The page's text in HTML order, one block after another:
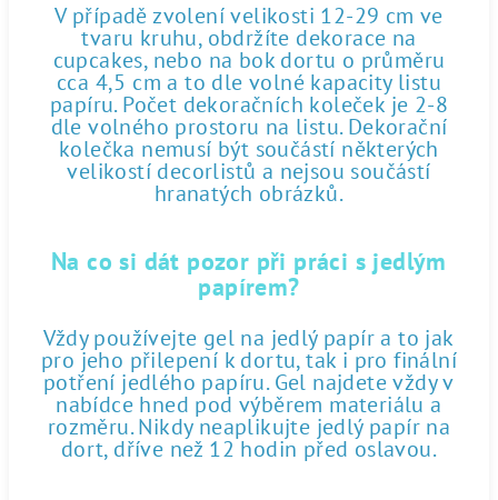
V případě zvolení velikosti 12-29 cm ve
tvaru kruhu, obdržíte dekorace na
cupcakes, nebo na bok dortu o průměru
cca 4,5 cm a to dle volné kapacity listu
papíru. Počet dekoračních koleček je 2-8
dle volného prostoru na listu. Dekorační
kolečka nemusí být součástí některých
velikostí decorlistů a nejsou součástí
hranatých obrázků.
Na co si dát pozor při práci s jedlým
papírem?
Vždy používejte gel na jedlý papír a to jak
pro jeho přilepení k dortu, tak i pro finální
potření jedlého papíru. Gel najdete vždy v
nabídce hned pod výběrem materiálu a
rozměru. Nikdy neaplikujte jedlý papír na
dort, dříve než 12 hodin před oslavou.